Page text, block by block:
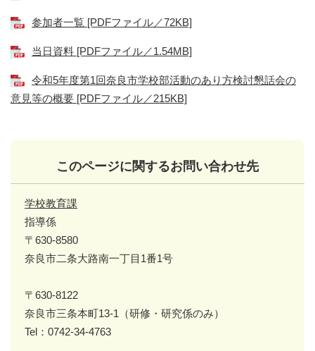
参加者一覧 [PDFファイル／72KB]
当日資料 [PDFファイル／1.54MB]
令和5年度第1回奈良市学校部活動のあり方検討懇話会の
意見等の概要 [PDFファイル／215KB]
このページに関するお問い合わせ先
学校教育課
指導係
〒630-8580
奈良市二条大路南一丁目1番1号
〒630-8122
奈良市三条本町13-1（研修・研究係のみ）
Tel：0742-34-4763